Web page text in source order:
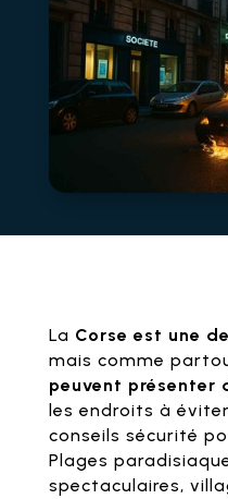
La Corse est une
mais comme
peuvent présenter
les endroits à
conseils sécurité
Plages
spectaculaires,